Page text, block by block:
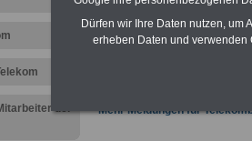
der
zehn Taschenbücher und
Beamtenrecht, Besoldung,
Tarifrecht, Berufseinstieg
Mehr Meldungen für
Dürfen wir Ihre Daten nutzen, um
erheben Daten und verwenden